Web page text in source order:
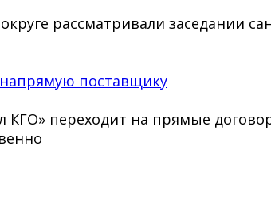
рассматривали заседании
поставщику
КГО» переходит на прямые